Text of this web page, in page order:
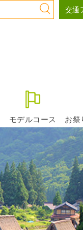
交通
モデルコース お祭